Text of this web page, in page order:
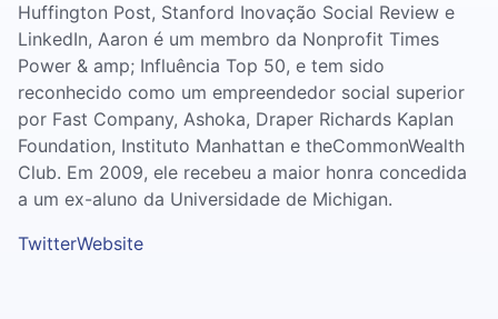
Huffington Post, Stanford Inovação Social Review e
LinkedIn, Aaron é um membro da Nonprofit Times
Power & amp; Influência Top 50, e tem sido
reconhecido como um empreendedor social superior
por Fast Company, Ashoka, Draper Richards Kaplan
Foundation, Instituto Manhattan e theCommonWealth
Club. Em 2009, ele recebeu a maior honra concedida
a um ex-aluno da Universidade de Michigan.
TwitterWebsite